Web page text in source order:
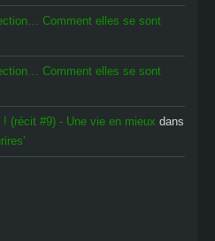
Comment elles se sont
Comment elles se sont
(récit #9) - Une vie en mieux dans